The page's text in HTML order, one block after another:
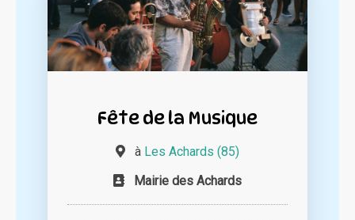
Fête de la Musique
à Les Achards (85)
Mairie des Achards